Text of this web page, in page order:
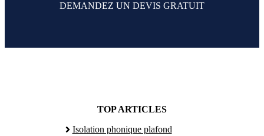
DEMANDEZ UN DEVIS GRATUIT
TOP ARTICLES
Isolation phonique plafond